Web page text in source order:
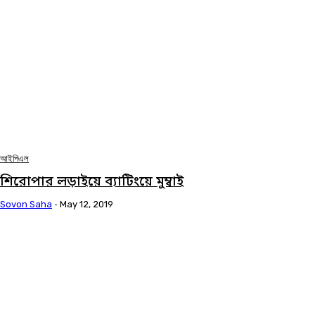
আইপিএল
শিরোপার লড়াইয়ে ব্যাটিংয়ে মুম্বাই
Sovon Saha - May 12, 2019